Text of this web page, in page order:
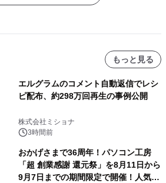
もっと見る
エルグラムのコメント自動返信でレシ
ピ配布、約298万回再生の事例公開
株式会社ミショナ
3時間前
おかげさまで36周年！パソコン工房
「超 創業感謝 還元祭」を8月11日から
9月7日までの期間限定で開催！人気の